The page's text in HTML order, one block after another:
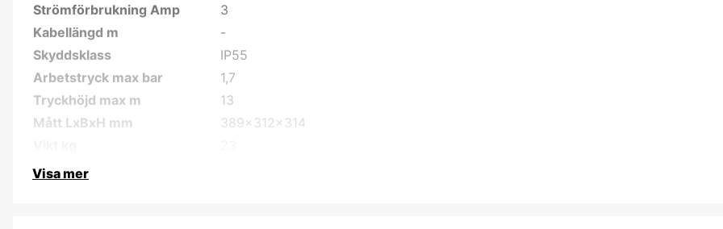
Strömförbrukning Amp
3
Kabellängd m
-
Skyddsklass
IP55
Arbetstryck max bar
1,7
Tryckhöjd max m
13
Mått LxBxH mm
389x312x314
Visa mer